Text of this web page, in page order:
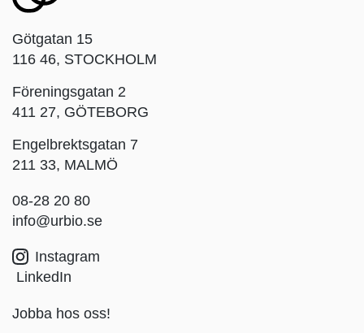
Götgatan 15
116 46, STOCKHOLM
Föreningsgatan 2
411 27, GÖTEBORG
Engelbrektsgatan 7
211 33, MALMÖ
08-28 20 80
info@urbio.se
Instagram
LinkedIn
Jobba hos oss!